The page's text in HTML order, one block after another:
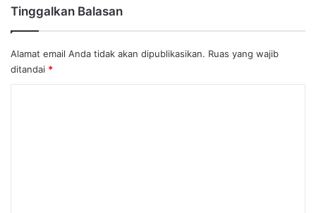
Tinggalkan Balasan
Alamat email Anda tidak akan dipublikasikan. Ruas yang wajib
ditandai *